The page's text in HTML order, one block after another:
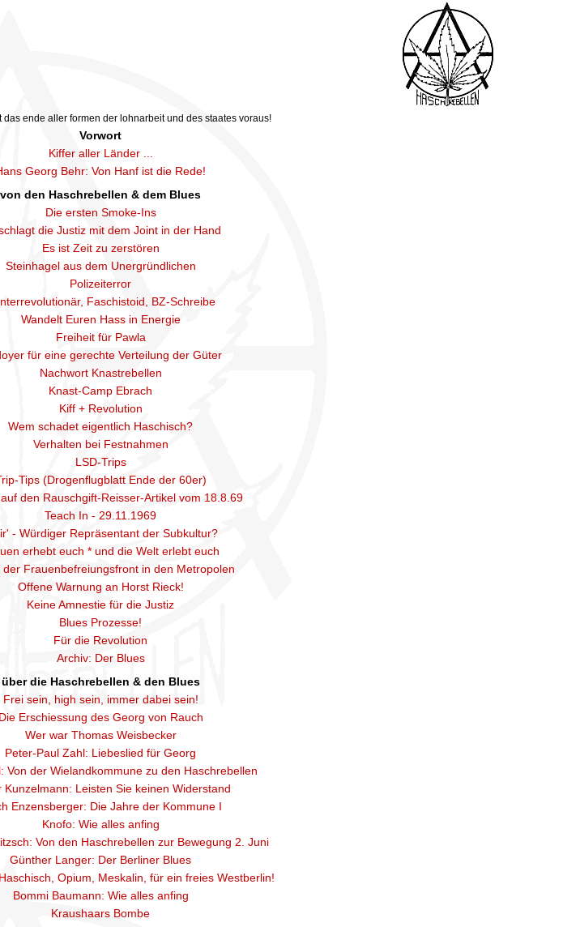
das ende aller formen der lohnarbeit und des staates voraus!
Vorwort
Kiffer aller Länder ...
Georg Behr: Von Hanf ist die Rede!
von den Haschrebellen & dem Blues
Die ersten Smoke-Ins
die Justiz mit dem Joint in der Hand
Es ist Zeit zu zerstören
Steinhagel aus dem Unergründlichen
Polizeiterror
Faschistoid, BZ-Schreibe
Wandelt Euren Hass in Energie
Freiheit für Pawla
für eine gerechte Verteilung der Güter
Nachwort Knastrebellen
Knast-Camp Ebrach
Kiff + Revolution
Wem schadet eigentlich Haschisch?
Verhalten bei Festnahmen
LSD-Trips
Tips (Drogenflugblatt Ende der 60er)
den Rauschgift-Reisser-Artikel vom 18.8.69
Teach In - 29.11.1969
- Würdiger Repräsentant der Subkultur?
erhebt euch * und die Welt erlebt euch
der Frauenbefreiungsfront in den Metropolen
Offene Warnung an Horst Rieck!
Keine Amnestie für die Justiz
Blues Prozesse!
Für die Revolution
Archiv: Der Blues
über die Haschrebellen & den Blues
Frei sein, high sein, immer dabei sein!
Die Erschiessung des Georg von Rauch
Wer war Thomas Weisbecker
Peter-Paul Zahl: Liebeslied für Georg
Von der Wielandkommune zu den Haschrebellen
Kunzelmann: Leisten Sie keinen Widerstand
Enzensberger: Die Jahre der Kommune I
Knofo: Wie alles anfing
Von den Haschrebellen zur Bewegung 2. Juni
Günther Langer: Der Berliner Blues
Opium, Meskalin, für ein freies Westberlin!
Bommi Baumann: Wie alles anfing
Kraushaars Bombe